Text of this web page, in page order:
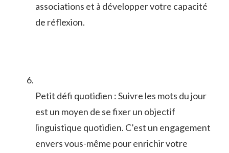
associations⁤ et à développer votre capacité
de⁣ réflexion.
Petit ⁣défi​ quotidien : Suivre les ‍mots du jour
est un ‍moyen de​ se fixer un objectif
linguistique quotidien. C’est un engagement
envers vous-même pour enrichir votre